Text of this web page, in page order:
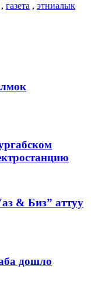
, газета , этниалык
& Биз” аттуу
дошло